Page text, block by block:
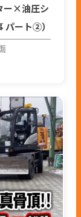
ー×油圧シ
パート②）